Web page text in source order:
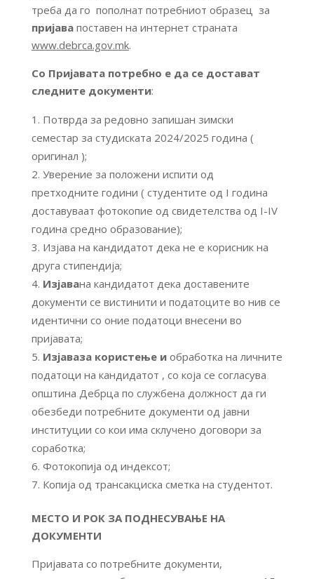
треба да го пополнат потребниот образец за
пријавапоставен на интернет страната
www.debrca.gov.mk.
Со Пријавата потребно е да се достават
следните документи:
Потврда за редовно запишан зимски
семестар за студиската 2024/2025 година (
оригинал );
Уверение за положени испити од
претходните години ( студентите од I година
доставуваат фотокопие од свидетелства од I-IV
година средно образование);
Изјава на кандидатот дека не е корисник на
друга стипендија;
Изјавана кандидатот дека доставените
документи се вистинити и податоците во нив се
идентични со оние податоци внесени во
пријавата;
Изјаваза користење иобработка на личните
податоци на кандидатот , со која се согласува
општина Дебрца по службена должност да ги
обезбеди потребните документи од јавни
институции со кои има склучено договори за
соработка;
Фотокопија од индексот;
Копија од трансакциска сметка на студентот.
МЕСТО И РОК ЗА ПОДНЕСУВАЊЕ НА
ДОКУМЕНТИ
Пријавата со потребните документи,